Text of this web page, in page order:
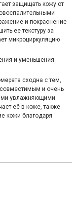
защищать кожу от
и покраснение
ее текстуру за
микроциркуляцию
и уменьшения
сходна с тем,
совместимым и очень
увлажняющими
её в коже, также
кожи благодаря